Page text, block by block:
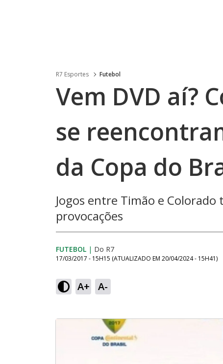
R7 Esportes Futebol
Vem DVD aí?
se
da Copa do
Jogos entre Timão e
provocações
FUTEBOL | Do R7
17/03/2017 - 15H15 (ATUALIZADO EM 20/04/2024 - 15H41)
A+ A-